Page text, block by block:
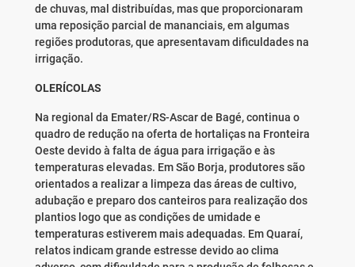
de chuvas, mal distribuídas, mas que proporcionaram
uma reposição parcial de mananciais, em algumas
regiões produtoras, que apresentavam dificuldades na
irrigação.
OLERÍCOLAS
Na regional da Emater/RS-Ascar de Bagé, continua o
quadro de redução na oferta de hortaliças na Fronteira
Oeste devido à falta de água para irrigação e às
temperaturas elevadas. Em São Borja, produtores são
orientados a realizar a limpeza das áreas de cultivo,
adubação e preparo dos canteiros para realização dos
plantios logo que as condições de umidade e
temperaturas estiverem mais adequadas. Em Quaraí,
relatos indicam grande estresse devido ao clima